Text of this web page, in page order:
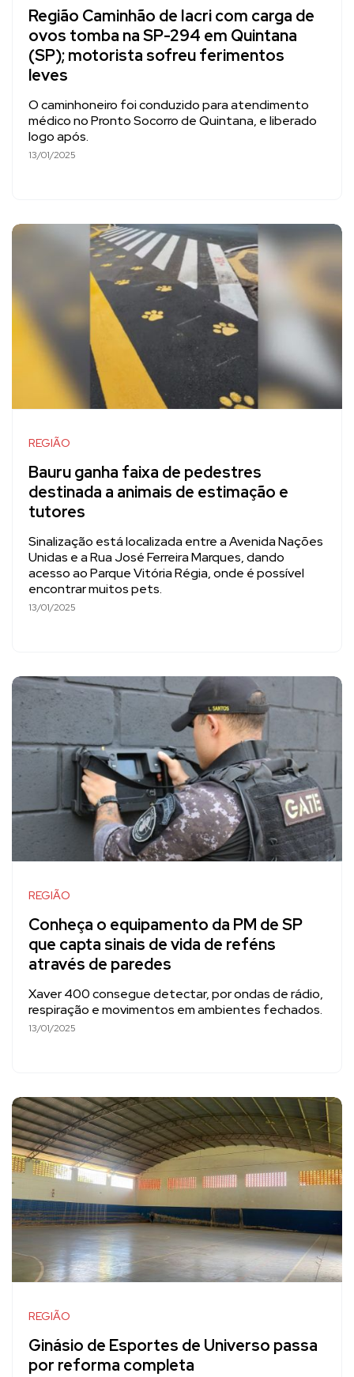
Região Caminhão de Iacri com carga de
ovos tomba na SP-294 em Quintana
(SP); motorista sofreu ferimentos
leves
O caminhoneiro foi conduzido para atendimento
médico no Pronto Socorro de Quintana, e liberado
logo após.
13/01/2025
REGIÃO
Bauru ganha faixa de pedestres
destinada a animais de estimação e
tutores
Sinalização está localizada entre a Avenida Nações
Unidas e a Rua José Ferreira Marques, dando
acesso ao Parque Vitória Régia, onde é possível
encontrar muitos pets.
13/01/2025
REGIÃO
Conheça o equipamento da PM de SP
que capta sinais de vida de reféns
através de paredes
Xaver 400 consegue detectar, por ondas de rádio,
respiração e movimentos em ambientes fechados.
13/01/2025
REGIÃO
Ginásio de Esportes de Universo passa
por reforma completa